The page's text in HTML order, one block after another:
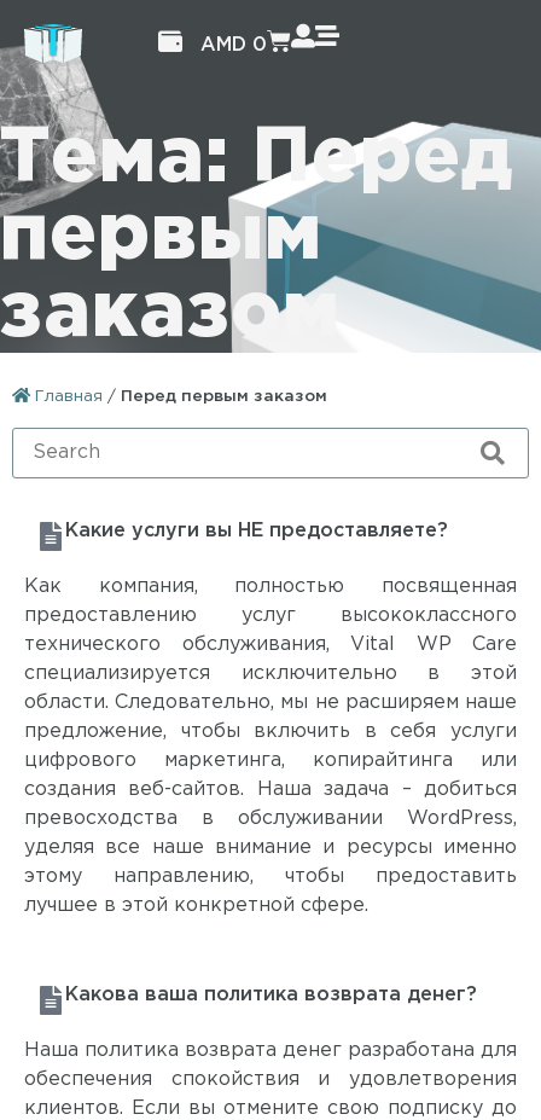
AMD 0
Тема: Перед
первым
заказом
Главная / Перед первым заказом
Какие услуги вы НЕ предоставляете?
Как компания, полностью посвященная
предоставлению услуг высококлассного
технического обслуживания, Vital WP Care
специализируется исключительно в этой
области. Следовательно, мы не расширяем наше
предложение, чтобы включить в себя услуги
цифрового маркетинга, копирайтинга или
создания веб-сайтов. Наша задача – добиться
превосходства в обслуживании WordPress,
уделяя все наше внимание и ресурсы именно
этому направлению, чтобы предоставить
лучшее в этой конкретной сфере.
Какова ваша политика возврата денег?
Наша политика возврата денег разработана для
обеспечения спокойствия и удовлетворения
клиентов. Если вы отмените свою подписку до